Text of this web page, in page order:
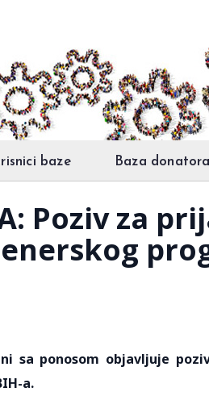
baze Baza donatora
Poziv za
sa ponosom objavljuje
a.